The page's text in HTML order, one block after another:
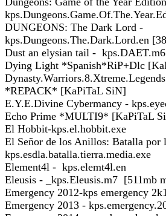
DUNGEONS: The Dark Lord -
kps.Dungeons.The.Dark.Lord.en
Dust an elysian tail -
Dying Light *Spanish*RiP+Dlc
*REPACK* [KaPiTaL SiN]
E.Y.E.Divine Cybermancy -
Echo Prime *MULTI9* [KaPiTaL
El Hobbit-kps.el.hobbit.exe
El Señor de los Anillos: Batalla por
kps.esdla.batalla.tierra.media.exe
Element4l - kps.elemt4l.en
Eleusis - _kps.Eleusis.m7 [511mb
Emergency 2012-kps emergency
Emergency 2013 -